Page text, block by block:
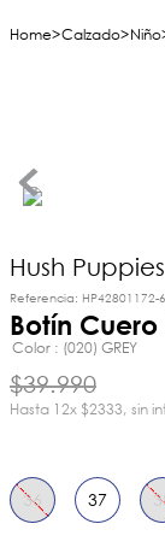
Calzado Niño
Hush Puppies
Referencia: HP42801172-
Botín
Color (020) GREY
$39.990
12x$2333 sin
36 37